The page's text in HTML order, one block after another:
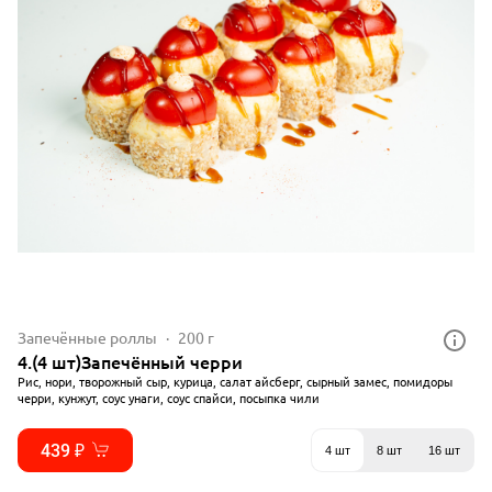
Запечённые роллы 200 г
4.(4 шт)Запечённый черри
Рис, нори, творожный сыр, курица, салат айсберг, сырный замес, помидоры
черри, кунжут, соус унаги, соус спайси, посыпка чили
439 ₽ 4 шт 8 шт 16 шт